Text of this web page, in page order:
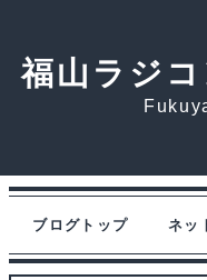
福山ラジ
ブログトップ ネッ